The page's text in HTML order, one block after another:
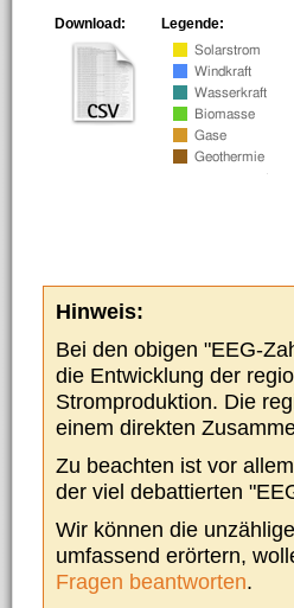
Legende:
Download:
Hinweis:
Bei den obigen "EEG-
die Entwicklung der
Stromproduktion. Die
einem direkten
Zu beachten ist vor
der viel debattierten
Wir können die
umfassend erörtern,
Fragen beantworten.